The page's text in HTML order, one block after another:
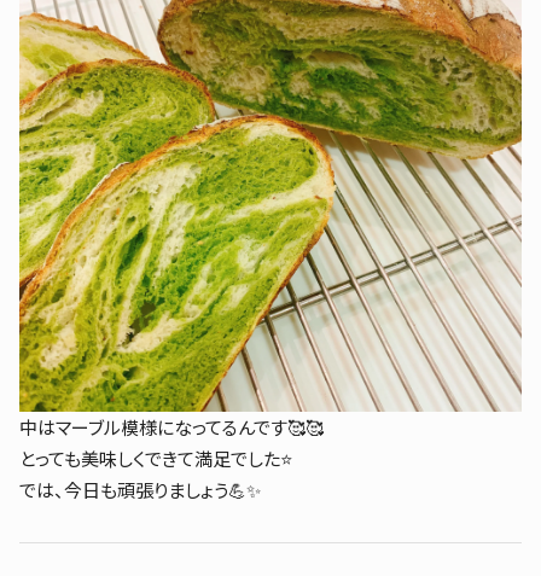
中はマーブル模様になってるんです🥰🥰
とっても美味しくできて満足でした⭐️
では、今日も頑張りましょう💪✨